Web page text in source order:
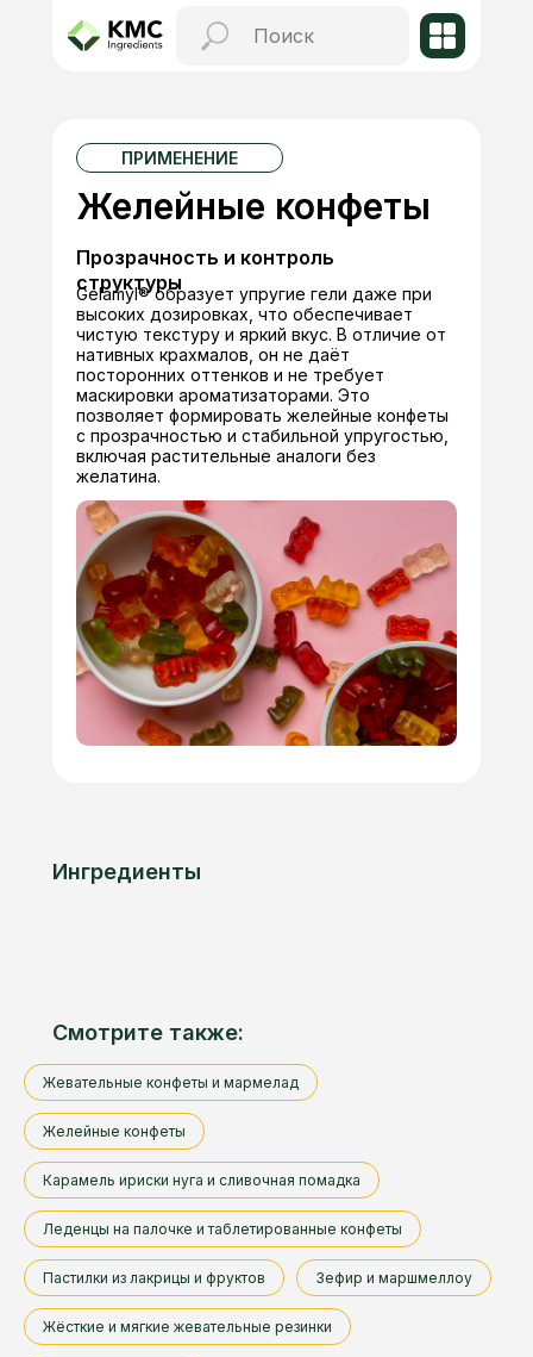
Gelamyl® образует упругие гели даже при
высоких дозировках, что обеспечивает
чистую текстуру и яркий вкус. В отличие от
нативных крахмалов, он не даёт
посторонних оттенков и не требует
маскировки ароматизаторами. Это
позволяет формировать желейные конфеты
с прозрачностью и стабильной упругостью,
включая растительные аналоги без
желатина.
Желейные конфеты
ПРИМЕНЕНИЕ
Прозрачность и контроль
структуры
Ингредиенты
Смотрите также:
Жевательные конфеты и мармелад
Желейные конфеты
Карамель ириски нуга и сливочная помадка
Леденцы на палочке и таблетированные конфеты
Пастилки из лакрицы и фруктов Зефир и маршмеллоу
Жёсткие и мягкие жевательные резинки